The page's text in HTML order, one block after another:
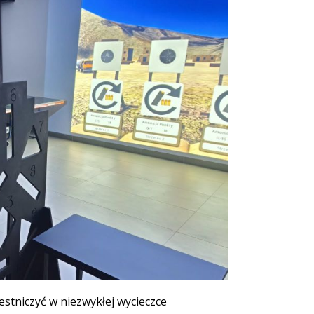
w niezwykłej wycieczce